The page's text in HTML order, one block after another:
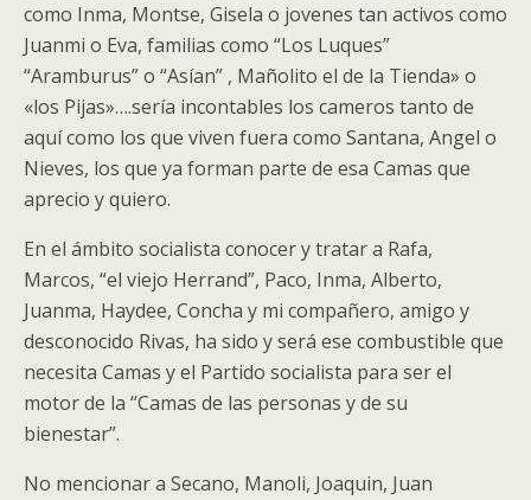
como Inma, Montse, Gisela o jovenes tan activos como
Juanmi o Eva, familias como “Los Luques”
“Aramburus” o “Asían” , Mañolito el de la Tienda» o
«los Pijas»….sería incontables los cameros tanto de
aquí como los que viven fuera como Santana, Angel o
Nieves, los que ya forman parte de esa Camas que
aprecio y quiero.
En el ámbito socialista conocer y tratar a Rafa,
Marcos, “el viejo Herrand”, Paco, Inma, Alberto,
Juanma, Haydee, Concha y mi compañero, amigo y
desconocido Rivas, ha sido y será ese combustible que
necesita Camas y el Partido socialista para ser el
motor de la “Camas de las personas y de su
bienestar”.
No mencionar a Secano, Manoli, Joaquin, Juan